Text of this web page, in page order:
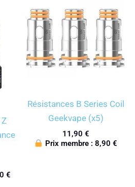
€
Résistances B Series Coil
Geekvape (x5)
11,90 €
Prix membre : 8,90 €